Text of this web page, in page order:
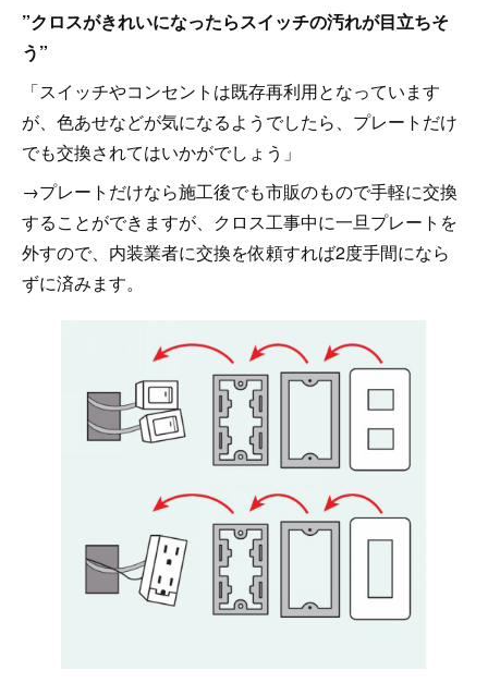
”クロスがきれいになったらスイッチの汚れが目立ちそ
う”
「スイッチやコンセントは既存再利用となっています
が、色あせなどが気になるようでしたら、プレートだけ
でも交換されてはいかがでしょう」
→プレートだけなら施工後でも市販のもので手軽に交換
することができますが、クロス工事中に一旦プレートを
外すので、内装業者に交換を依頼すれば2度手間になら
ずに済みます。